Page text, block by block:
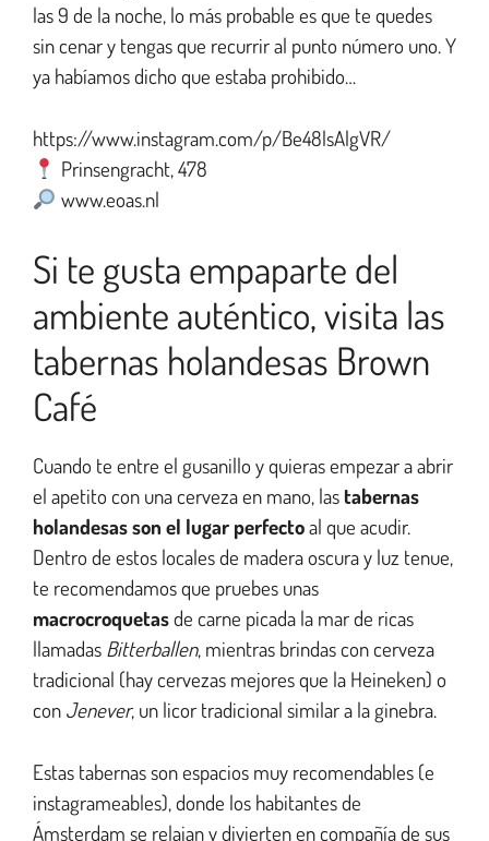
las 9 de la noche, lo más probable es que te quedes
sin cenar y tengas que recurrir al punto número uno. Y
ya habíamos dicho que estaba prohibido…
https://www.instagram.com/p/Be48lsAlgVR/
Prinsengracht, 478
www.eoas.nl
Si te gusta empaparte del
ambiente auténtico, visita las
tabernas holandesas Brown
Café
Cuando te entre el gusanillo y quieras empezar a abrir
el apetito con una cerveza en mano, las tabernas
holandesas son el lugar perfectoal que acudir.
Dentro de estos locales de madera oscura y luz tenue,
te recomendamos que pruebes unas
macrocroquetasde carne picada la mar de ricas
llamadas Bitterballen, mientras brindas con cerveza
tradicional (hay cervezas mejores que la Heineken) o
con Jenever, un licor tradicional similar a la ginebra.
Estas tabernas son espacios muy recomendables (e
instagrameables), donde los habitantes de
Ámsterdam se relajan y divierten en compañía de sus